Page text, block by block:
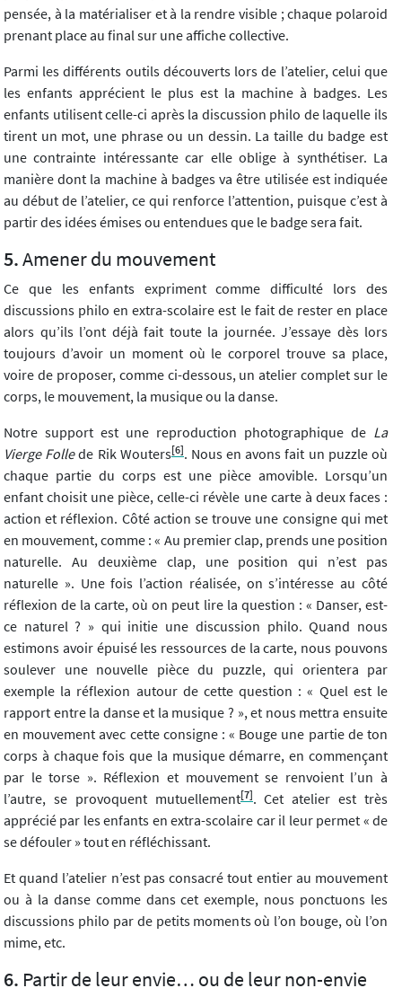
pensée, à la matérialiser et à la rendre visible ; chaque polaroid
prenant place au final sur une affiche collective.
Parmi les différents outils découverts lors de l’atelier, celui que
les enfants apprécient le plus est la machine à badges. Les
enfants utilisent celle-ci après la discussion philo de laquelle ils
tirent un mot, une phrase ou un dessin. La taille du badge est
une contrainte intéressante car elle oblige à synthétiser. La
manière dont la machine à badges va être utilisée est indiquée
au début de l’atelier, ce qui renforce l’attention, puisque c’est à
partir des idées émises ou entendues que le badge sera fait.
Amener du mouvement
Ce que les enfants expriment comme difficulté lors des
discussions philo en extra-scolaire est le fait de rester en place
alors qu’ils l’ont déjà fait toute la journée. J’essaye dès lors
toujours d’avoir un moment où le corporel trouve sa place,
voire de proposer, comme ci-dessous, un atelier complet sur le
corps, le mouvement, la musique ou la danse.
Notre support est une reproduction photographique de La
Vierge Follede Rik Wouters[6]. Nous en avons fait un puzzle où
chaque partie du corps est une pièce amovible. Lorsqu’un
enfant choisit une pièce, celle-ci révèle une carte à deux faces :
action et réflexion. Côté action se trouve une consigne qui met
en mouvement, comme : « Au premier clap, prends une position
naturelle. Au deuxième clap, une position qui n’est pas
naturelle ». Une fois l’action réalisée, on s’intéresse au côté
réflexion de la carte, où on peut lire la question : « Danser, est-
ce naturel ? » qui initie une discussion philo. Quand nous
estimons avoir épuisé les ressources de la carte, nous pouvons
soulever une nouvelle pièce du puzzle, qui orientera par
exemple la réflexion autour de cette question : « Quel est le
rapport entre la danse et la musique ? », et nous mettra ensuite
en mouvement avec cette consigne : « Bouge une partie de ton
corps à chaque fois que la musique démarre, en commençant
par le torse ». Réflexion et mouvement se renvoient l’un à
l’autre, se provoquent mutuellement[7]. Cet atelier est très
apprécié par les enfants en extra-scolaire car il leur permet « de
se défouler » tout en réfléchissant.
Et quand l’atelier n’est pas consacré tout entier au mouvement
ou à la danse comme dans cet exemple, nous ponctuons les
discussions philo par de petits moments où l’on bouge, où l’on
mime, etc.
Partir de leur envie… ou de leur non-envie